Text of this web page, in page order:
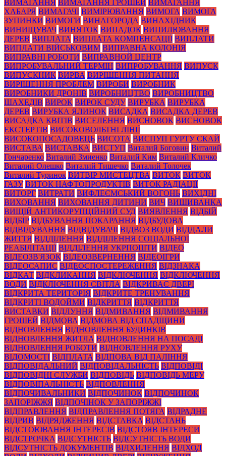
ВИМАГАННЯ ВИМАГАННЯ ГРОШЕЙ ВИМАГАННЯ
ХАБАРЯ ВИМАГАЧІ ВИМІРЮВАННЯ ВИМОГА ВИМОГА
ЗУПИНКИ ВИМОГИ ВИНАГОРОДА ВИНАХІДНИК
ВИНИЩУВАЧ ВИНЯТОК ВИПАДОК ВИПИЛЮВАННЯ
ДЕРЕВ ВИПЛАТА ВИПЛАТА КОМПЕНСАЦІЇ ВИПЛАТИ
ВИПЛАТИ ВІЙСЬКОВИМ ВИПРАВНА КОЛОНІЯ
ВИПРАВНІ РОБОТИ ВИПРАВНОЙ ЦЕНТР
ВИПРОБУВАЛЬНИЙ ТЕРМІН ВИПРОБУВАННЯ ВИПУСК
ВИПУСКНИК ВИРВА ВИРІШЕННЯ ПИТАННЯ
ВИРІШЕННЯ ПРОБЛЕМ ВИРОБИ ВИРОБНИК
ВИРОБНИКИ ДРОНІВ ВИРОБНИЦТВО ВИРОБНИЦТВО
ШАХЕДІВ ВИРОК ВИРОК СУДУ ВИРУБКА ВИРУБКА
ДЕРЕВ ВИРУБКА ЯЛИНОК ВИСАДКА ВИСАДКА ДЕРЕВ
ВИСАДКА КВІТІВ ВИСЕЛЕННЯ ВИСНОВОК ВИСНОВОК
ЕКСТЕРТІВ ВИСОКОВОЛЬТНІ ЛІНІЇ
ВИСОКОПОСАДОВЕЦЬ ВИСОТА ВИСПУП ГУРТУ СКАЙ
ВИСТАВА ВИСТАВКА ВИСТУП Виталий Боговин Виталий
Гончаренко Виталий Змиенко Виталий Ким Виталий Кличко
Виталий Олешко Виталий Тишечко Виталий Толочек
Виталий Туринок ВИТВІР МИСТЕЦТВА ВИТОК ВИТОК
ГАЗУ ВИТОК НАФТОПРОДУКТІВ ВИТОК РАДІАЦІЇ
ВИТОРГ ВИТРАТИ ВИФЛЕЄМСЬКИЙ ВОГОНЬ ВИХІДНІ
ВИХОВАННЯ ВИХОВАННЯ ДИТИНИ ВИЧ ВИШИВАНКА
ВИЩІЙ АНТИКОРУПЦІЙНИЙ СУД ВИЯВЛЕННЯ ВІДБІЙ
ВІДБІР ВІДБУВАННЯ ПОКАРАННЯ ВІДБУДОВА
ВІДВІДУВАННЯ ВІДВІДУВАЧІ ВІДВОЗ ВОДИ ВІДДАЛИ
ЖИТТЯ ВІДДІЛЕННЯ ВІДДІЛЕННЯ СОЦІАЛЬНОЇ
РЕАБІЛІТАЦІЇ ВІДДІЛЕННЯ УКРПОШТИ ВІДЕО
ВІДЕОЗВ'ЯЗОК ВІДЕОЗВЕРНЕННЯ ВІДЕОІГРИ
ВІДЕОСАПИС ВІДЕОСПОСТЕРЕЖЕННЯ ВІДЗНАКА
ВІДКАТ ВІДКЛИКАННЯ ВІДКЛЮЧЕННЯ ВІДКЛЮЧЕННЯ
ВОДИ ВІДКЛЮЧЕННЯ СВІТЛА ВІДКРИВАЄ ДВЕРІ
ВІДКРИТА ТЕРИТОРІЯ ВІДКРИТЕ ТРЕНУВАННЯ
ВІДКРИТІ ВОДОЙМИ ВІДКРИТТЯ ВІДКРИТТЯ
ВИСТАВКИ ВІДЛУННЯ ВІДМИВАННЯ ВІДМИВАННЯ
ГРОШЕЙ ВІДМОВА ВІДМОВА ВІД СПАДЩИНИ
ВІДНОВЛЕННЯ ВІДНОВЛЕННЯ БУДИНКІВ
ВІДНОВЛЕННЯ ЖИТЛА ВІДНОВЛЕННЯ НА ПОСАДІ
ВІДНОВЛЕННЯ РОБОТИ ВІДНОВЛЕННЯ РУХУ
ВІДОМОСТІ ВІДПЛАТА ВІДПОВА ВІД ПАЛІННЯ
ВІДПОВІДАЛЬНИЙ ВІДПОВІДАЛЬНІСТЬ ВІДПОВІДІ
ВІДПОВІДНІ СЛУЖБИ ВІДПОВІДЬ ВІДПОВІДЬ МЕРУ
ВІДПОВІПАЛЬНІСТЬ ВІДПОВЛЕННЯ
ВІДПОЧИВАЛЬНИКИ ВІДПОЧИНОК ВІДПОЧИНОК
ЗАПОРІЖЖЯ ВІДПОЧІНОК У ЗАПОРІЖЖІ
ВІДПРАВЛЕННЯ ВІДПРАВЛЕННЯ ПОТЯГА ВІДРАДНЕ
ВІДРИВ ВІДРЯДЖЕННЯ ВІДСТАВКА ВІДСТАНЬ
ВІДСТОЮВАННЯ ІНТЕРЕСІВ ВІДСТОЯВ ІНТЕРЕСИ
ВІДСТРОЧКА ВІДСУТНІСТЬ ВІДСУТНІСТЬ ВОДИ
ВІДСУТНІСТЬ ДОКУМЕНТІВ ВІДХИЛЕННЯ ВІДХОД